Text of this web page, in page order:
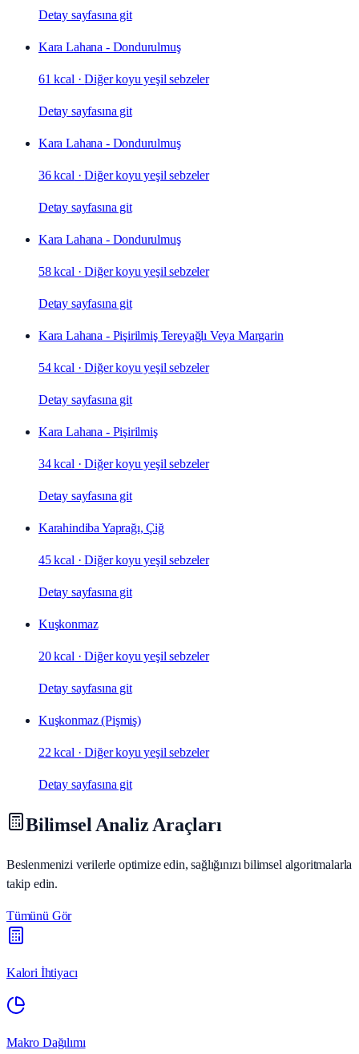
Detay sayfasına git
Kara Lahana - Dondurulmuş
61 kcal ·Diğer koyu yeşil sebzeler
Detay sayfasına git
Kara Lahana - Dondurulmuş
36 kcal ·Diğer koyu yeşil sebzeler
Detay sayfasına git
Kara Lahana - Dondurulmuş
58 kcal ·Diğer koyu yeşil sebzeler
Detay sayfasına git
Kara Lahana - Pişirilmiş Tereyağlı Veya Margarin
54 kcal ·Diğer koyu yeşil sebzeler
Detay sayfasına git
Kara Lahana - Pişirilmiş
34 kcal ·Diğer koyu yeşil sebzeler
Detay sayfasına git
Karahindiba Yaprağı, Çiğ
45 kcal ·Diğer koyu yeşil sebzeler
Detay sayfasına git
Kuşkonmaz
20 kcal ·Diğer koyu yeşil sebzeler
Detay sayfasına git
Kuşkonmaz (Pişmiş)
22 kcal ·Diğer koyu yeşil sebzeler
Detay sayfasına git
Bilimsel Analiz Araçları
Beslenmenizi verilerle optimize edin, sağlığınızı bilimsel algoritmalarla
takip edin.
Tümünü Gör
Kalori İhtiyacı
Makro Dağılımı